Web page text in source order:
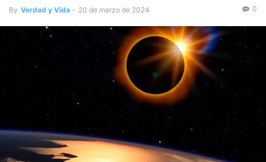
By Verdad y Vida - 20 de marzo de 2024 0